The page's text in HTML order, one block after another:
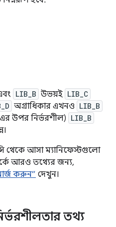
LIB_B উভয়ই LIB_C
অগ্রাধিকার এখনও LIB_B
উপর নির্ভরশীল) LIB_B
থেকে আসা ম্যানিফেস্টগুলো
আরও তথ্যের জন্য,
করুন” দেখুন।
তথ্য